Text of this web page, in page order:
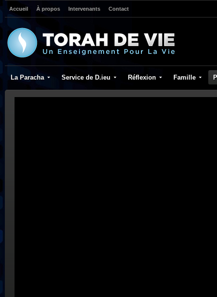
Accueil À propos Intervenants Contact
La Paracha Service de D.ieu Réflexion Famille